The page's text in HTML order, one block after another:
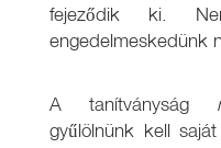
fejeződik ki.
engedelmeskedünk
A tanítványság
gyűlölnünk kell